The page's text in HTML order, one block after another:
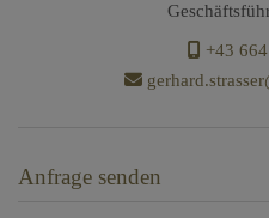
+43
Anfrage senden